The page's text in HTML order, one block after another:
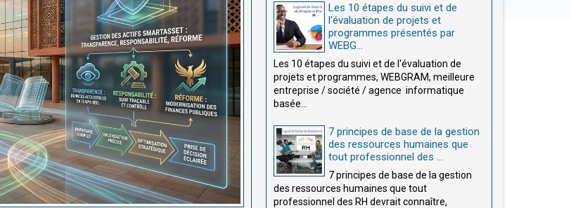
Les 10 étapes du suivi et de
l'évaluation de projets et
programmes présentés par
WEBG...
Les 10 étapes du suivi et de l'évaluation de
projets et programmes, WEBGRAM, meilleure
entreprise / société / agence informatique
basée...
7 principes de base de la gestion
des ressources humaines que
tout professionnel des ...
7 principes de base de la gestion
des ressources humaines que tout
professionnel des RH devrait connaître,